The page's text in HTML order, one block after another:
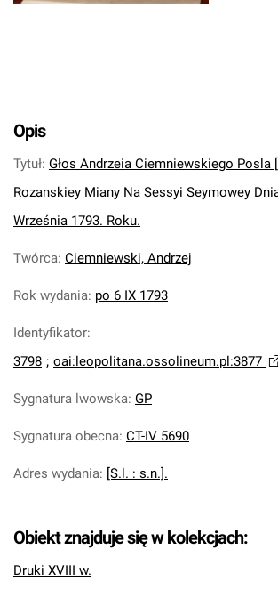
Opis
Tytuł: Głos Andrzeia Ciemniewskiego Posla
Rozanskiey Miany Na Sessyi Seymowey
Września 1793. Roku.
Twórca: Ciemniewski, Andrzej
Rok wydania: po 6 IX 1793
Identyfikator:
3798 ; oai:leopolitana.ossolineum.pl:3877
Sygnatura lwowska: GP
Sygnatura obecna: CT-IV 5690
Adres wydania: [S.l. : s.n.].
Obiekt znajduje się w kolekcjach:
Druki XVIII w.